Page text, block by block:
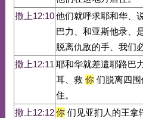
撒上12:10他们就呼求耶和华、
巴力、和亚斯他录、
脱离仇敌的手、我们
撒上12:11 耶和华就差遣耶路巴
耳、救 你们脱离四围
住。
撒上12:12你们见亚扪人的王拿